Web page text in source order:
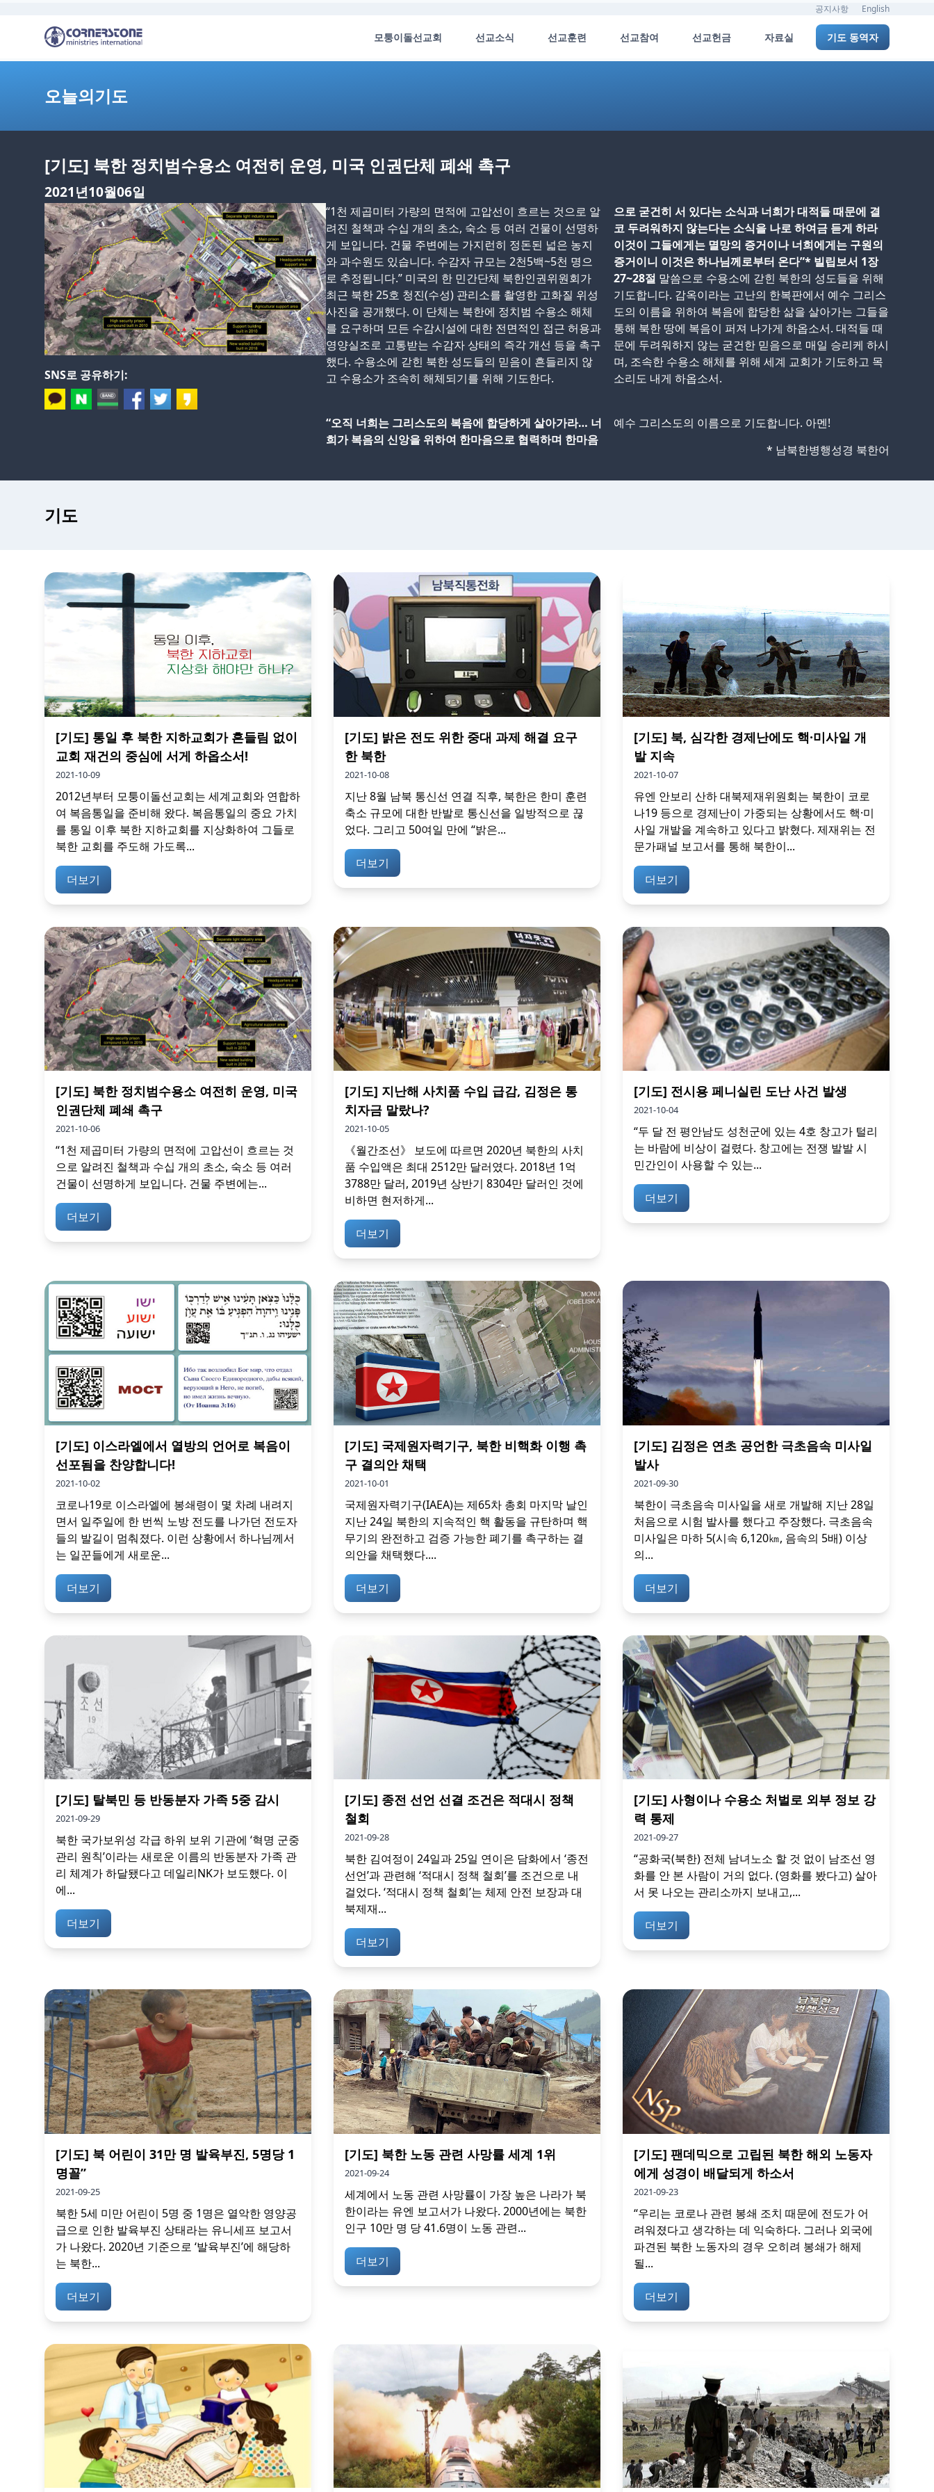
공지사항 English
모퉁이돌선교회 선교소식 선교훈련 선교참여 선교헌금 자료실 기도 동역자
오늘의기도
[기도] 북한 정치범수용소 여전히 운영, 미국 인권단체 폐쇄 촉구
2021년10월06일
SNS로 공유하기:
“1천 제곱미터 가량의 면적에 고압선이 흐르는 것으로 알
려진 철책과 수십 개의 초소, 숙소 등 여러 건물이 선명하
게 보입니다. 건물 주변에는 가지런히 정돈된 넓은 농지
와 과수원도 있습니다. 수감자 규모는 2천5백~5천 명으
로 추정됩니다.” 미국의 한 민간단체 북한인권위원회가
최근 북한 25호 청진(수성) 관리소를 촬영한 고화질 위성
사진을 공개했다. 이 단체는 북한에 정치범 수용소 해체
를 요구하며 모든 수감시설에 대한 전면적인 접근 허용과
영양실조로 고통받는 수감자 상태의 즉각 개선 등을 촉구
했다. 수용소에 갇힌 북한 성도들의 믿음이 흔들리지 않
고 수용소가 조속히 해체되기를 위해 기도한다.
“오직 너희는 그리스도의 복음에 합당하게 살아가라… 너
희가 복음의 신앙을 위하여 한마음으로 협력하며 한마음
으로 굳건히 서 있다는 소식과 너희가 대적들 때문에 결
코 두려워하지 않는다는 소식을 나로 하여금 듣게 하라
이것이 그들에게는 멸망의 증거이나 너희에게는 구원의
증거이니 이것은 하나님께로부터 온다”* 빌립보서 1장
27~28절 말씀으로 수용소에 갇힌 북한의 성도들을 위해
기도합니다. 감옥이라는 고난의 한복판에서 예수 그리스
도의 이름을 위하여 복음에 합당한 삶을 살아가는 그들을
통해 북한 땅에 복음이 퍼져 나가게 하옵소서. 대적들 때
문에 두려워하지 않는 굳건한 믿음으로 매일 승리케 하시
며, 조속한 수용소 해체를 위해 세계 교회가 기도하고 목
소리도 내게 하옵소서.
예수 그리스도의 이름으로 기도합니다. 아멘!
* 남북한병행성경 북한어
기도
[기도] 통일 후 북한 지하교회가 흔들림 없이
교회 재건의 중심에 서게 하옵소서!
2021-10-09
2012년부터 모퉁이돌선교회는 세계교회와 연합하
여 복음통일을 준비해 왔다. 복음통일의 중요 가치
를 통일 이후 북한 지하교회를 지상화하여 그들로
북한 교회를 주도해 가도록...
더보기
[기도] 밝은 전도 위한 중대 과제 해결 요구
한 북한
2021-10-08
지난 8월 남북 통신선 연결 직후, 북한은 한미 훈련
축소 규모에 대한 반발로 통신선을 일방적으로 끊
었다. 그리고 50여일 만에 “밝은...
더보기
[기도] 북, 심각한 경제난에도 핵·미사일 개
발 지속
2021-10-07
유엔 안보리 산하 대북제재위원회는 북한이 코로
나19 등으로 경제난이 가중되는 상황에서도 핵·미
사일 개발을 계속하고 있다고 밝혔다. 제재위는 전
문가패널 보고서를 통해 북한이...
더보기
[기도] 북한 정치범수용소 여전히 운영, 미국
인권단체 폐쇄 촉구
2021-10-06
“1천 제곱미터 가량의 면적에 고압선이 흐르는 것
으로 알려진 철책과 수십 개의 초소, 숙소 등 여러
건물이 선명하게 보입니다. 건물 주변에는...
더보기
[기도] 지난해 사치품 수입 급감, 김정은 통
치자금 말랐나?
2021-10-05
《월간조선》 보도에 따르면 2020년 북한의 사치
품 수입액은 최대 2512만 달러였다. 2018년 1억
3788만 달러, 2019년 상반기 8304만 달러인 것에
비하면 현저하게...
더보기
[기도] 전시용 페니실린 도난 사건 발생
2021-10-04
“두 달 전 평안남도 성천군에 있는 4호 창고가 털리
는 바람에 비상이 걸렸다. 창고에는 전쟁 발발 시
민간인이 사용할 수 있는...
더보기
[기도] 이스라엘에서 열방의 언어로 복음이
선포됨을 찬양합니다!
2021-10-02
코로나19로 이스라엘에 봉쇄령이 몇 차례 내려지
면서 일주일에 한 번씩 노방 전도를 나가던 전도자
들의 발길이 멈춰졌다. 이런 상황에서 하나님께서
는 일꾼들에게 새로운...
더보기
[기도] 국제원자력기구, 북한 비핵화 이행 촉
구 결의안 채택
2021-10-01
국제원자력기구(IAEA)는 제65차 총회 마지막 날인
지난 24일 북한의 지속적인 핵 활동을 규탄하며 핵
무기의 완전하고 검증 가능한 폐기를 촉구하는 결
의안을 채택했다....
더보기
[기도] 김정은 연초 공언한 극초음속 미사일
발사
2021-09-30
북한이 극초음속 미사일을 새로 개발해 지난 28일
처음으로 시험 발사를 했다고 주장했다. 극초음속
미사일은 마하 5(시속 6,120㎞, 음속의 5배) 이상
의...
더보기
[기도] 탈북민 등 반동분자 가족 5중 감시
2021-09-29
북한 국가보위성 각급 하위 보위 기관에 ‘혁명 군중
관리 원칙’이라는 새로운 이름의 반동분자 가족 관
리 체계가 하달됐다고 데일리NK가 보도했다. 이
에...
더보기
[기도] 종전 선언 선결 조건은 적대시 정책
철회
2021-09-28
북한 김여정이 24일과 25일 연이은 담화에서 ‘종전
선언’과 관련해 ‘적대시 정책 철회’를 조건으로 내
걸었다. ‘적대시 정책 철회’는 체제 안전 보장과 대
북제재...
더보기
[기도] 사형이나 수용소 처벌로 외부 정보 강
력 통제
2021-09-27
“공화국(북한) 전체 남녀노소 할 것 없이 남조선 영
화를 안 본 사람이 거의 없다. (영화를 봤다고) 살아
서 못 나오는 관리소까지 보내고,...
더보기
[기도] 북 어린이 31만 명 발육부진, 5명당 1
명꼴”
2021-09-25
북한 5세 미만 어린이 5명 중 1명은 열악한 영양공
급으로 인한 발육부진 상태라는 유니세프 보고서
가 나왔다. 2020년 기준으로 ‘발육부진’에 해당하
는 북한...
더보기
[기도] 북한 노동 관련 사망률 세계 1위
2021-09-24
세계에서 노동 관련 사망률이 가장 높은 나라가 북
한이라는 유엔 보고서가 나왔다. 2000년에는 북한
인구 10만 명 당 41.6명이 노동 관련...
더보기
[기도] 팬데믹으로 고립된 북한 해외 노동자
에게 성경이 배달되게 하소서
2021-09-23
“우리는 코로나 관련 봉쇄 조치 때문에 전도가 어
려워졌다고 생각하는 데 익숙하다. 그러나 외국에
파견된 북한 노동자의 경우 오히려 봉쇄가 해제
될...
더보기